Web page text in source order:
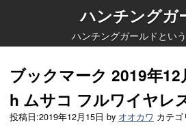
ハンチングガ
ハンチングガールドとい
ブックマーク 2019年
h ムサコ フルワイヤレ
投稿日:2019年12月15日 by オオカワ カテゴ